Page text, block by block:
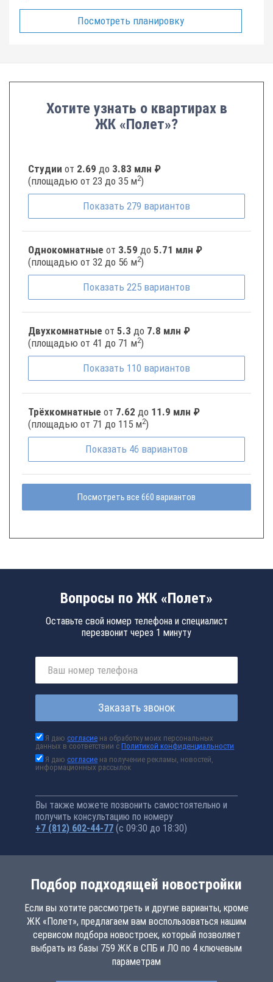
Посмотреть планировку
Хотите узнать о квартирах в
ЖК «Полет»?
Студии от 2.69 до 3.83 млн ₽
(площадью от 23 до 35 м2)
Показать 279 вариантов
Однокомнатные от 3.59 до 5.71 млн ₽
(площадью от 32 до 56 м2)
Показать 225 вариантов
Двухкомнатные от 5.3 до 7.8 млн ₽
(площадью от 41 до 71 м2)
Показать 110 вариантов
Трёхкомнатные от 7.62 до 11.9 млн ₽
(площадью от 71 до 115 м2)
Показать 46 вариантов
Посмотреть все 660 вариантов
Вопросы по ЖК «Полет»
Оставьте свой номер телефона и специалист
перезвонит через 1 минуту
Заказать звонок
Я даюсогласие на обработку моих персональных
данных в соответствии сПолитикой конфиденциальности
Я даюсогласие на получение рекламы, новостей,
информационных рассылок
Вы также можете позвонить самостоятельно и
получить консультацию по номеру
+7 (812) 602-44-77 (с 09:30 до 18:30)
Подбор подходящей новостройки
Если вы хотите рассмотреть и другие варианты, кроме
ЖК «Полет», предлагаем вам воспользоваться нашим
сервисом подбора новостроек, который позволяет
выбрать из базы 759 ЖК в СПБ и ЛО по 4 ключевым
параметрам